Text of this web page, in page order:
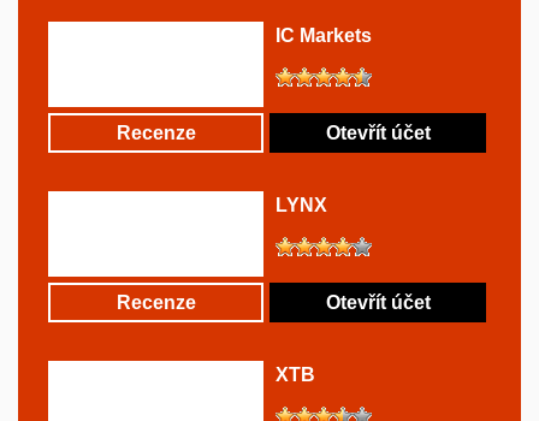
IC Markets
Recenze Otevřít účet
LYNX
Recenze Otevřít účet
XTB